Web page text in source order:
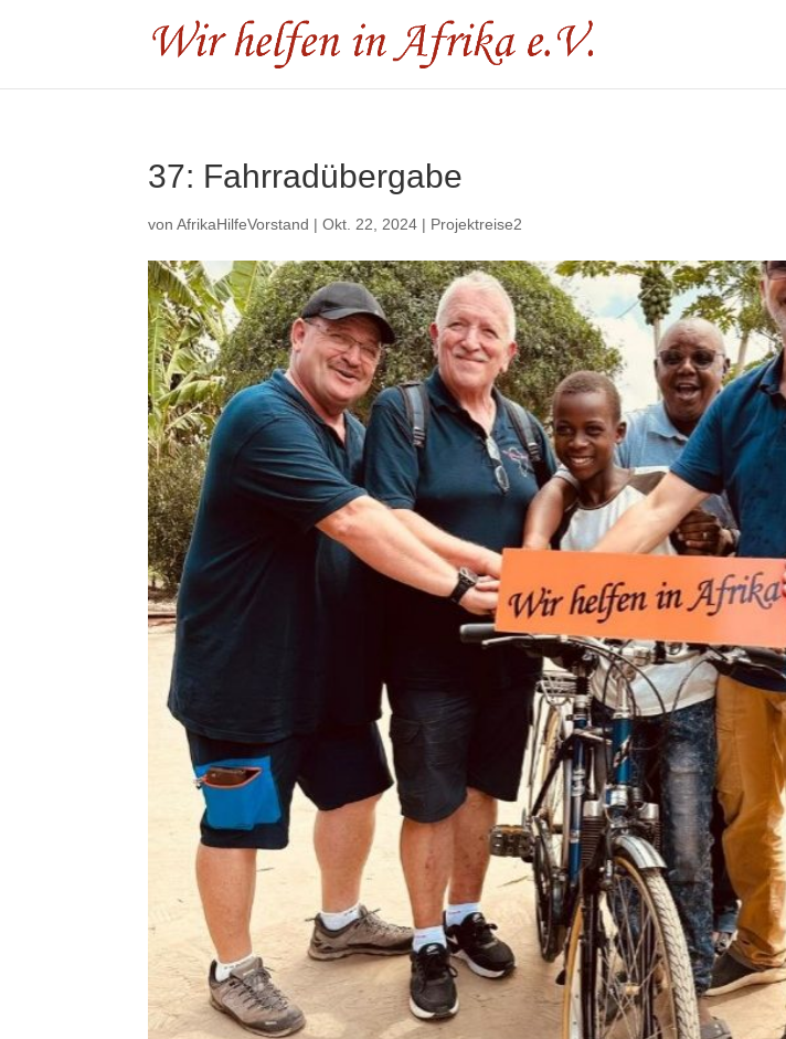
37: Fahrradübergabe
vonAfrikaHilfeVorstand |Okt. 22, 2024 | Projektreise2